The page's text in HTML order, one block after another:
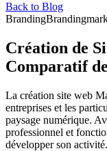
Back to Blog
BrandingBranding
Création de
Comparatif
La création site web
entreprises et les
paysage numérique.
professionnel et
développer son